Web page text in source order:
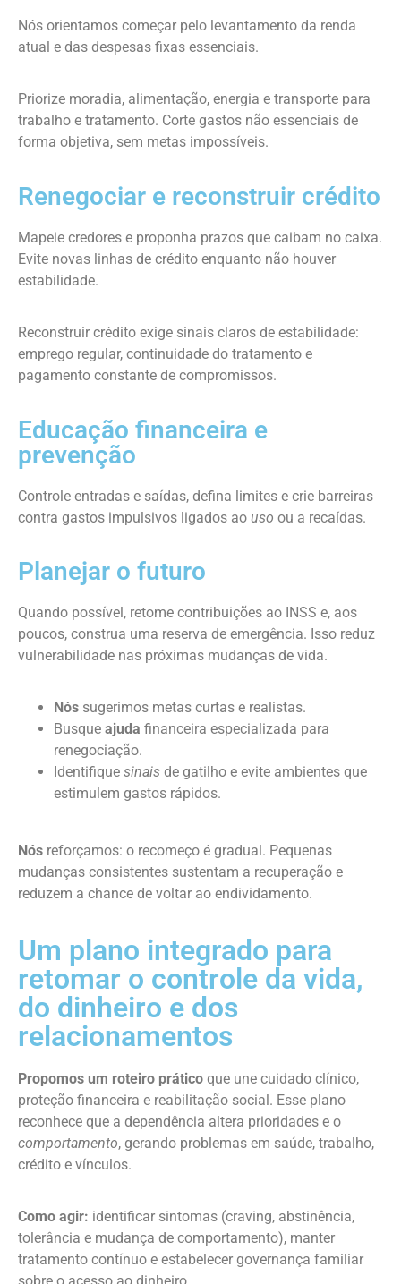
Nós orientamos começar pelo levantamento da renda
atual e das despesas fixas essenciais.
Priorize moradia, alimentação, energia e transporte para
trabalho e tratamento. Corte gastos não essenciais de
forma objetiva, sem metas impossíveis.
Renegociar e reconstruir crédito
Mapeie credores e proponha prazos que caibam no caixa.
Evite novas linhas de crédito enquanto não houver
estabilidade.
Reconstruir crédito exige sinais claros de estabilidade:
emprego regular, continuidade do tratamento e
pagamento constante de compromissos.
Educação financeira e
prevenção
Controle entradas e saídas, defina limites e crie barreiras
contra gastos impulsivos ligados ao uso ou a recaídas.
Planejar o futuro
Quando possível, retome contribuições ao INSS e, aos
poucos, construa uma reserva de emergência. Isso reduz
vulnerabilidade nas próximas mudanças de vida.
Nós sugerimos metas curtas e realistas.
Busque ajuda financeira especializada para
renegociação.
Identifique sinais de gatilho e evite ambientes que
estimulem gastos rápidos.
Nós reforçamos: o recomeço é gradual. Pequenas
mudanças consistentes sustentam a recuperação e
reduzem a chance de voltar ao endividamento.
Um plano integrado para
retomar o controle da vida,
do dinheiro e dos
relacionamentos
Propomos um roteiro prático que une cuidado clínico,
proteção financeira e reabilitação social. Esse plano
reconhece que a dependência altera prioridades e o
comportamento, gerando problemas em saúde, trabalho,
crédito e vínculos.
Como agir: identificar sintomas (craving, abstinência,
tolerância e mudança de comportamento), manter
tratamento contínuo e estabelecer governança familiar